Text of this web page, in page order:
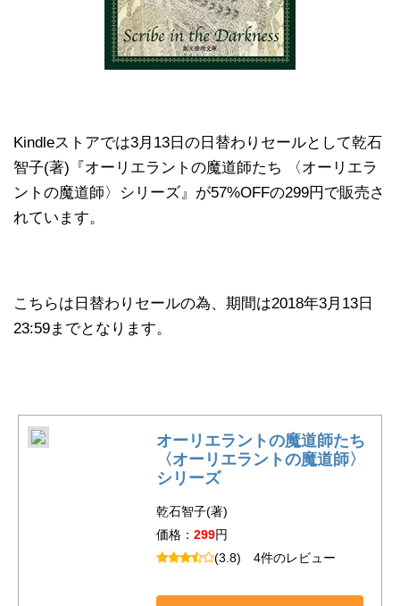
Kindleストアでは3月13日の日替わりセールとして乾石
智子(著)『オーリエラントの魔道師たち 〈オーリエラ
ントの魔道師〉シリーズ』が57%OFFの299円で販売さ
れています。
こちらは日替わりセールの為、期間は2018年3月13日
23:59までとなります。
オーリエラントの魔道師たち
〈オーリエラントの魔道師〉
シリーズ
乾石智子(著)
価格： 299円
(3.8) 4件のレビュー